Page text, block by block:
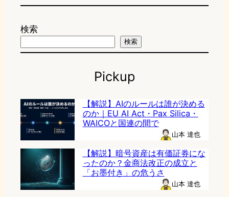
検索
検索
Pickup
【解説】AIのルールは誰が決める
のか｜EU AI Act・Pax Silica・
WAICOと国連の間で
山本 達也
【解説】暗号資産は有価証券にな
ったのか？金商法改正の成立と
「お墨付き」の危うさ
山本 達也